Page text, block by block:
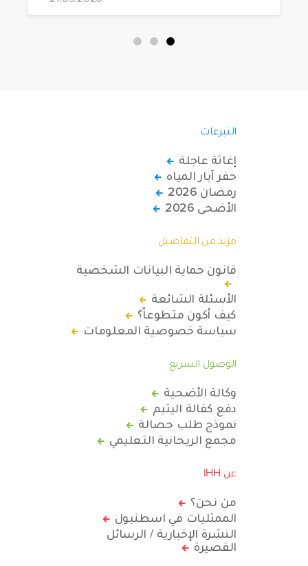
الاحتياجات الخاصة يعيشون في ظروف
قاسية بمناطق دمشق، وحلب، وحماة،
التبرعات
إغاثة عاجلة
حفر آبار المياه
رمضان 2026
الأضحى 2026
مزيد من التفاصيل
قانون حماية البيانات الشخصية
الأسئلة الشائعة
كيف أكون متطوعاً؟
سياسة خصوصية المعلومات
الوصول السريع
وكالة الأضحية
دفع كفالة اليتيم
نموذج طلب حصالة
مجمع الريحانية التعليمي
عن IHH
من نحن؟
الممثليات في اسطنبول
النشرة الإخبارية / الرسائل
القصيرة